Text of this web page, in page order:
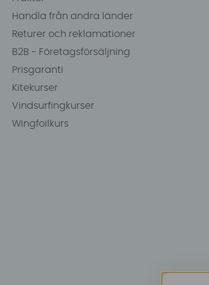
Handla från andra länder
Returer och reklamationer
B2B - Företagsförsäljning
Prisgaranti
Kitekurser
Vindsurfingkurser
Wingfoilkurs